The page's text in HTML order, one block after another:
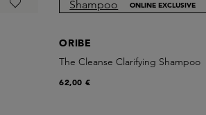
ONLINE EXCLUSIVE
ORIBE
The Cleanse Clarifying Shampoo
62,00 €